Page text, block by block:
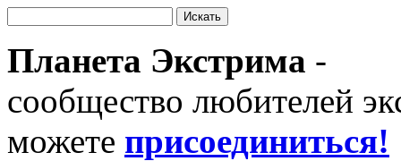
Планета Экстрима -
сообщество любителей
можете присоединиться!